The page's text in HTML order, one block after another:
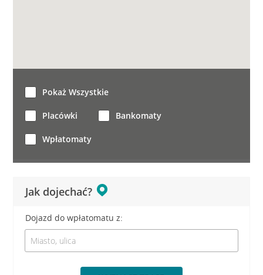
Jak dojechać?
Dojazd do wpłatomatu z:
Pokaż Wszystkie
Placówki Bankomaty
Wpłatomaty